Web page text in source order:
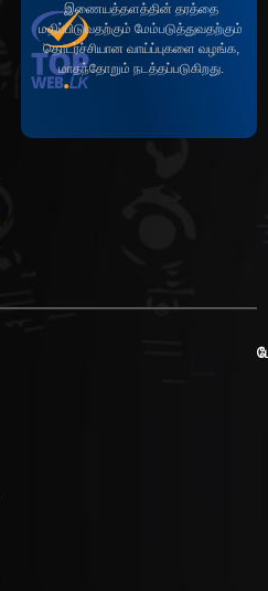
இணையத்தளத்தின் தரத்தை
மதிப்பிடுவதற்கும் மேம்படுத்துவதற்கும்
தொடர்ச்சியான வாய்ப்புகளை வழங்க,
மாதந்தோறும் நடத்தப்படுகிறது.